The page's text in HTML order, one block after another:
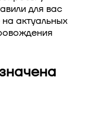
для вас
актуальных